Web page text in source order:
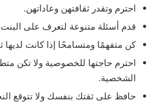
احترم وتقدر ثقافتهن وعاداتهن.
قدم أسئلة متنوعة لتعرف على البنت
كن متفهمًا ومتسامحًا إذا كانت لديها
احترم حاجتها للخصوصية ولا تكن
الشخصية.
حافظ على ثقتك بنفسك ولا تتوقع